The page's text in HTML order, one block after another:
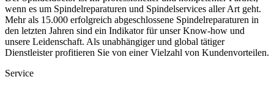
wenn es um Spindelreparaturen und Spindelservices aller Art geht.
Mehr als 15.000 erfolgreich abgeschlossene Spindelreparaturen in
den letzten Jahren sind ein Indikator für unser Know-how und
unsere Leidenschaft. Als unabhängiger und global tätiger
Dienstleister profitieren Sie von einer Vielzahl von Kundenvorteilen.
Service